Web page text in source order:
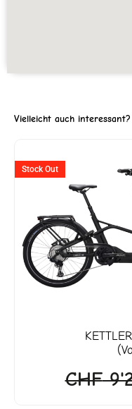
Vielleicht auch interessant?
Stock Out
KETTLER
CHF